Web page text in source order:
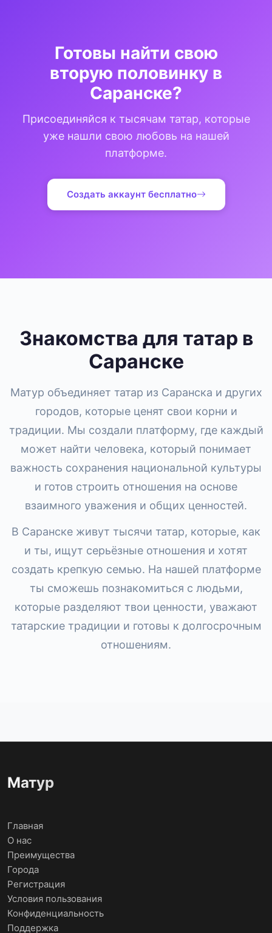
Готовы найти свою
вторую половинку в
Саранске?
Присоединяйся к тысячам татар, которые
уже нашли свою любовь на нашей
платформе.
Создать аккаунт бесплатно
Знакомства для татар в
Саранске
Матур объединяет татар из Саранска и других
городов, которые ценят свои корни и
традиции. Мы создали платформу, где каждый
может найти человека, который понимает
важность сохранения национальной культуры
и готов строить отношения на основе
взаимного уважения и общих ценностей.
В Саранске живут тысячи татар, которые, как
и ты, ищут серьёзные отношения и хотят
создать крепкую семью. На нашей платформе
ты сможешь познакомиться с людьми,
которые разделяют твои ценности, уважают
татарские традиции и готовы к долгосрочным
отношениям.
Матур
Главная
О нас
Преимущества
Города
Регистрация
Условия пользования
Конфиденциальность
Поддержка